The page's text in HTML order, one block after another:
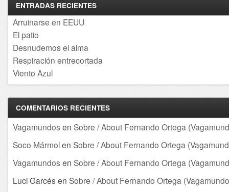
ENTRADAS RECIENTES
Arruinarse en EEUU
El patio
Desnudemos el alma
Respiración entrecortada
Viento Azul
COMENTARIOS RECIENTES
Vagamundos en Sobre / About Fernando Ortega
Soco Mármolen Sobre / About Fernando Ortega
Vagamundos en Sobre / About Fernando Ortega
Luci Garcés en Sobre / About Fernando Ortega